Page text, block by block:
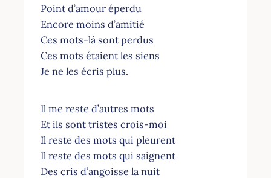
Point d’amour éperdu
Encore moins d’amitié
Ces mots-là sont perdus
Ces mots étaient les siens
Je ne les écris plus.
Il me reste d’autres mots
Et ils sont tristes crois-moi
Il reste des mots qui pleurent
Il reste des mots qui saignent
Des cris d’angoisse la nuit